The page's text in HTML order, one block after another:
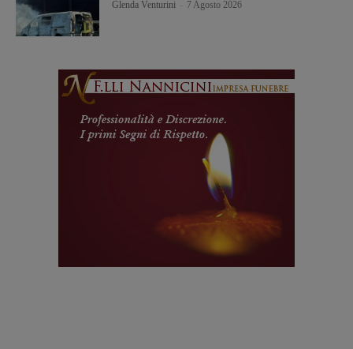
Glenda Venturini 7 Agosto 2026